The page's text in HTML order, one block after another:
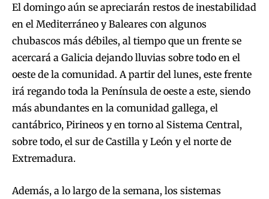
El domingo aún se apreciarán restos de inestabilidad
en el Mediterráneo y Baleares con algunos
chubascos más débiles, al tiempo que un frente se
acercará a Galicia dejando lluvias sobre todo en el
oeste de la comunidad. A partir del lunes, este frente
irá regando toda la Península de oeste a este, siendo
más abundantes en la comunidad gallega, el
cantábrico, Pirineos y en torno al Sistema Central,
sobre todo, el sur de Castilla y León y el norte de
Extremadura.
Además, a lo largo de la semana, los sistemas